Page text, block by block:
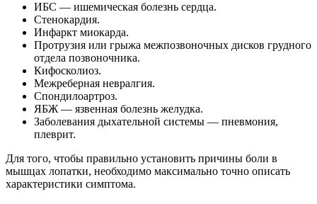
ИБС — ишемическая болезнь сердца.
Стенокардия.
Инфаркт миокарда.
Протрузия или грыжа межпозвоночных дисков грудного
отдела позвоночника.
Кифосколиоз.
Межреберная невралгия.
Спондилоартроз.
ЯБЖ — язвенная болезнь желудка.
Заболевания дыхательной системы — пневмония,
плеврит.
Для того, чтобы правильно установить причины боли в
мышцах лопатки, необходимо максимально точно описать
характеристики симптома.